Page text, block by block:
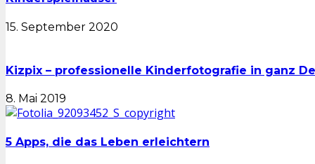
15. September 2020
Kizpix – professionelle Kinderfotografie in ganz
8. Mai 2019
5 Apps, die das Leben erleichtern